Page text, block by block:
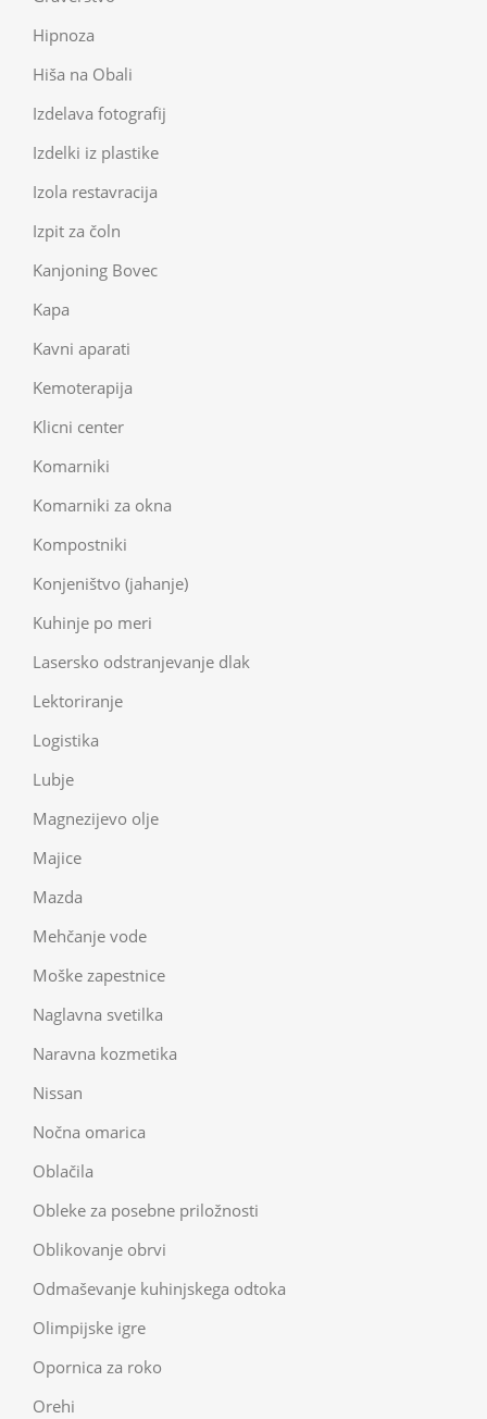
Hipnoza
Hiša na Obali
Izdelava fotografij
Izdelki iz plastike
Izola restavracija
Izpit za čoln
Kanjoning Bovec
Kapa
Kavni aparati
Kemoterapija
Klicni center
Komarniki
Komarniki za okna
Kompostniki
Konjeništvo (jahanje)
Kuhinje po meri
Lasersko odstranjevanje dlak
Lektoriranje
Logistika
Lubje
Magnezijevo olje
Majice
Mazda
Mehčanje vode
Moške zapestnice
Naglavna svetilka
Naravna kozmetika
Nissan
Nočna omarica
Oblačila
Obleke za posebne priložnosti
Oblikovanje obrvi
Odmaševanje kuhinjskega odtoka
Olimpijske igre
Opornica za roko
Orehi